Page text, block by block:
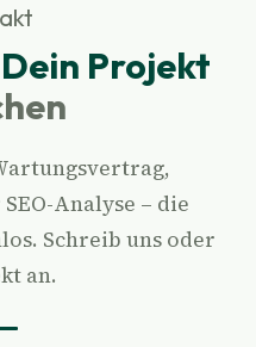
Dein Projekt
Analyse – die
Schreib uns oder
an.